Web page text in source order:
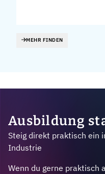
MEHR FINDEN
Ausbildung
Steig direkt praktisch ein
Industrie
Wenn du gerne praktisch